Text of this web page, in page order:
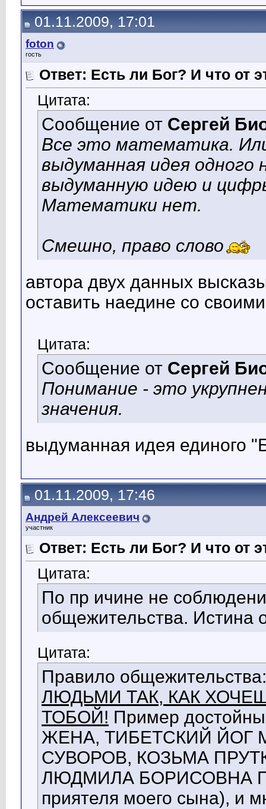
01.11.2009, 17:01
foton
гость
Ответ: Есть ли Бог? И что от
Цитата:
Сообщение от Сергей
Все это математика.
выдуманная идея одного
выдуманную идею и
Математики нет.
Смешно, право слово
автора двух данных
оставить наедине со
Цитата:
Сообщение от Сергей
Понимание - это
значения.
выдуманная идея единого
01.11.2009, 17:46
Андрей Алексеевич
участник
Ответ: Есть ли Бог? И что от
Цитата:
По пр ичине не
общежительства. Истина
Цитата:
Правило
ЛЮДЬМИ ТАК, КАК
ТОБОЙ! Пример
ЖЕНА, ТИБЕТСКИЙ ЙОГ
СУВОРОВ, КОЗЬМА
ЛЮДМИЛА БОРИСОВНА
приятеля моего сына), и